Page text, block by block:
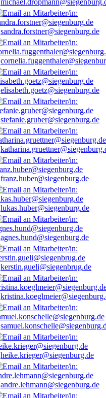
sandra.forstner@siegenburg.de
elisabeth.goetz@siegenburg.de
stefanie.gruber@siegenburg.de
franz.huber@siegenburg.de
lukas.huber@siegenburg.de
agnes.hund@siegenburg.de
kerstin.gueli@siegenbrug.de
heike.krieger@siegenburg.de
andre.lehmann@siegenburg.de